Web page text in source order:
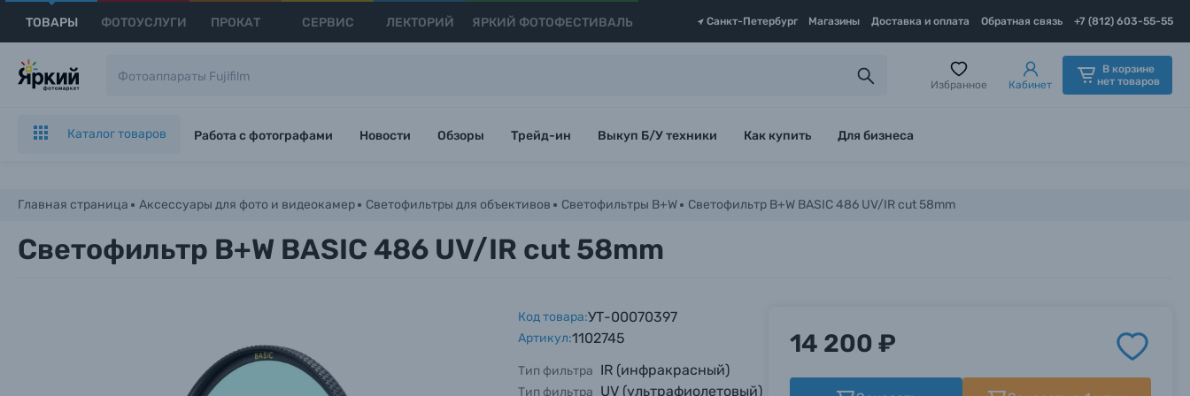
ТОВАРЫ ФОТОУСЛУГИ ПРОКАТ СЕРВИС ЛЕКТОРИЙ ЯРКИЙ ФОТОФЕСТИВАЛЬ Санкт-Петербург Магазины Доставка и оплата Обратная связь +7 (812) 603-55-55
Избранное Кабинет
В корзине
нет товаров
Каталог товаров Работа с фотографами Новости Обзоры Трейд-ин Выкуп Б/У техники Как купить Для бизнеса
Главная страница Аксессуары для фото и видеокамер Светофильтры для объективов Светофильтры B+W Светофильтр B+W BASIC 486 UV/IR cut 58mm
Светофильтр B+W BASIC 486 UV/IR cut 58mm
Код товара:УТ-00070397
Артикул:1102745
Тип фильтра IR (инфракрасный)
Тип фильтра UV (ультрафиолетовый)
14 200 ₽